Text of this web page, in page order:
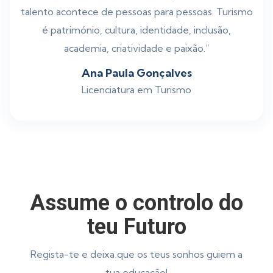
talento acontece de pessoas para pessoas. Turismo
é património, cultura, identidade, inclusão,
academia, criatividade e paixão.”
Ana Paula Gonçalves
Licenciatura em Turismo
Assume o controlo do
teu Futuro
Regista-te e deixa que os teus sonhos guiem a